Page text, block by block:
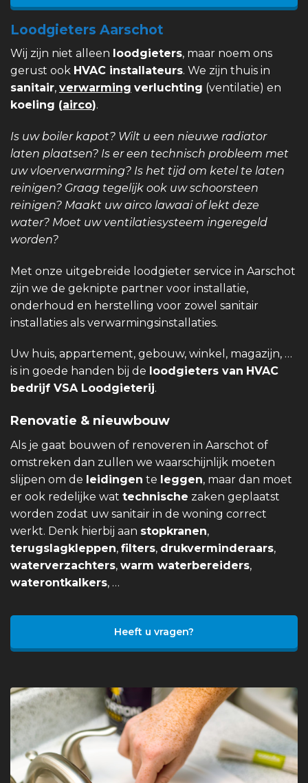
Loodgieters Aarschot
Wij zijn niet alleen loodgieters, maar noem ons
gerust ook HVAC installateurs. We zijn thuis in
sanitair, verwarming verluchting (ventilatie) en
koeling (airco).
Is uw boiler kapot? Wilt u een nieuwe radiator
laten plaatsen? Is er een technisch probleem met
uw vloerverwarming? Is het tijd om ketel te laten
reinigen? Graag tegelijk ook uw schoorsteen
reinigen? Maakt uw airco lawaai of lekt deze
water? Moet uw ventilatiesysteem ingeregeld
worden?
Met onze uitgebreide loodgieter service in Aarschot
zijn we de geknipte partner voor installatie,
onderhoud en herstelling voor zowel sanitair
installaties als verwarmingsinstallaties.
Uw huis, appartement, gebouw, winkel, magazijn, …
is in goede handen bij de loodgieters van HVAC
bedrijf VSA Loodgieterij.
Renovatie & nieuwbouw
Als je gaat bouwen of renoveren in Aarschot of
omstreken dan zullen we waarschijnlijk moeten
slijpen om de leidingen te leggen, maar dan moet
er ook redelijke wat technische zaken geplaatst
worden zodat uw sanitair in de woning correct
werkt. Denk hierbij aan stopkranen,
terugslagkleppen, filters, drukverminderaars,
waterverzachters, warm waterbereiders,
waterontkalkers, …
Heeft u vragen?